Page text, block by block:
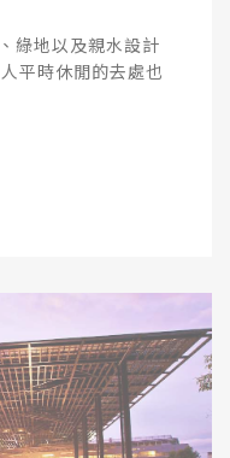
綠地以及親水設計
平時休閒的去處也